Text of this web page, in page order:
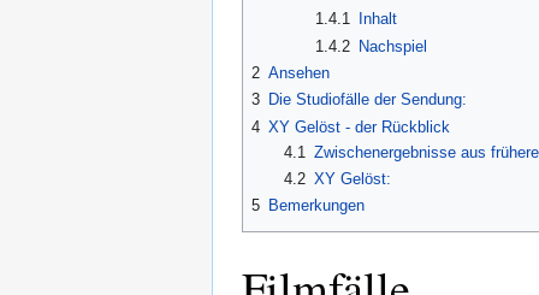
1.4.1
Inhalt
1.4.2 Nachspiel
2 Ansehen
3 Die Studiofälle der Sendung:
4 XY Gelöst - der Rückblick
4.1 Zwischenergebnisse aus
4.2 XY Gelöst:
5 Bemerkungen